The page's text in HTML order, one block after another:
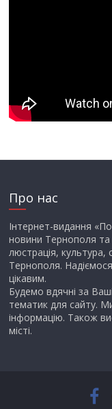
Про нас
Інтернет-видання
новини Тернополя та
люстрація, культура,
Тернополя.
цікавим.
Будемо вдячні за
тематик для сайту.
інформацію. Також
місті.